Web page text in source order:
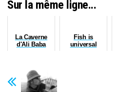
Sur la même ligne...
La Caverne
d'Ali Baba
Fish is
universal